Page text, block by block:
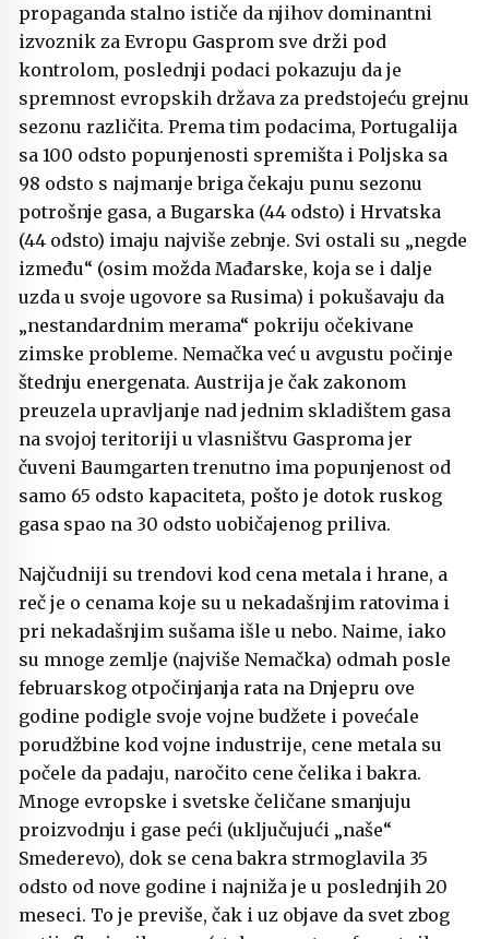
propaganda stalno ističe da njihov dominantni
izvoznik za Evropu Gasprom sve drži pod
kontrolom, poslednji podaci pokazuju da je
spremnost evropskih država za predstojeću grejnu
sezonu različita. Prema tim podacima, Portugalija
sa 100 odsto popunjenosti spremišta i Poljska sa
98 odsto s najmanje briga čekaju punu sezonu
potrošnje gasa, a Bugarska (44 odsto) i Hrvatska
(44 odsto) imaju najviše zebnje. Svi ostali su „negde
između“ (osim možda Mađarske, koja se i dalje
uzda u svoje ugovore sa Rusima) i pokušavaju da
„nestandardnim merama“ pokriju očekivane
zimske probleme. Nemačka već u avgustu počinje
štednju energenata. Austrija je čak zakonom
preuzela upravljanje nad jednim skladištem gasa
na svojoj teritoriji u vlasništvu Gasproma jer
čuveni Baumgarten trenutno ima popunjenost od
samo 65 odsto kapaciteta, pošto je dotok ruskog
gasa spao na 30 odsto uobičajenog priliva.
Najčudniji su trendovi kod cena metala i hrane, a
reč je o cenama koje su u nekadašnjim ratovima i
pri nekadašnjim sušama išle u nebo. Naime, iako
su mnoge zemlje (najviše Nemačka) odmah posle
februarskog otpočinjanja rata na Dnjepru ove
godine podigle svoje vojne budžete i povećale
porudžbine kod vojne industrije, cene metala su
počele da padaju, naročito cene čelika i bakra.
Mnoge evropske i svetske čeličane smanjuju
proizvodnju i gase peći (uključujući „naše“
Smederevo), dok se cena bakra strmoglavila 35
odsto od nove godine i najniža je u poslednjih 20
meseci. To je previše, čak i uz objave da svet zbog